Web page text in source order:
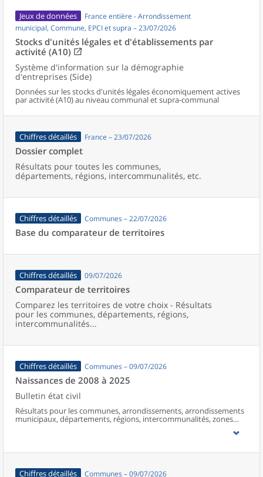
Jeux de données
France entière - Arrondissement
municipal, Commune, EPCI et supra – 23/07/2026
Stocks d'unités légales et d'établissements par
activité (A10)
Système d'information sur la démographie
d'entreprises (Side)
Données sur les stocks d'unités légales économiquement actives
par activité (A10) au niveau communal et supra-communal
Chiffres détaillés France – 23/07/2026
Dossier complet
Résultats pour toutes les communes,
départements, régions, intercommunalités, etc.
Chiffres détaillés Communes – 22/07/2026
Base du comparateur de territoires
Chiffres détaillés 09/07/2026
Comparateur de territoires
Comparez les territoires de votre choix - Résultats
pour les communes, départements, régions,
intercommunalités...
Chiffres détaillés Communes – 09/07/2026
Naissances de 2008 à 2025
Bulletin état civil
Résultats pour les communes, arrondissements, arrondissements
municipaux, départements, régions, intercommunalités, zones
d’emploi, bassins de vie, unités urbaines et aires d’attraction des
Chiffres détaillés Communes – 09/07/2026